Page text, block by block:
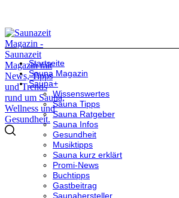
Startseite
Sauna Magazin
Sauna+
Wissenswertes
Sauna Tipps
Sauna Ratgeber
Sauna Infos
Gesundheit
Musiktipps
Sauna kurz erklärt
Promi-News
Buchtipps
Gastbeitrag
Saunahersteller